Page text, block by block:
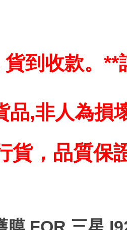
到收款。 **
品,非人為損
貨，品質保